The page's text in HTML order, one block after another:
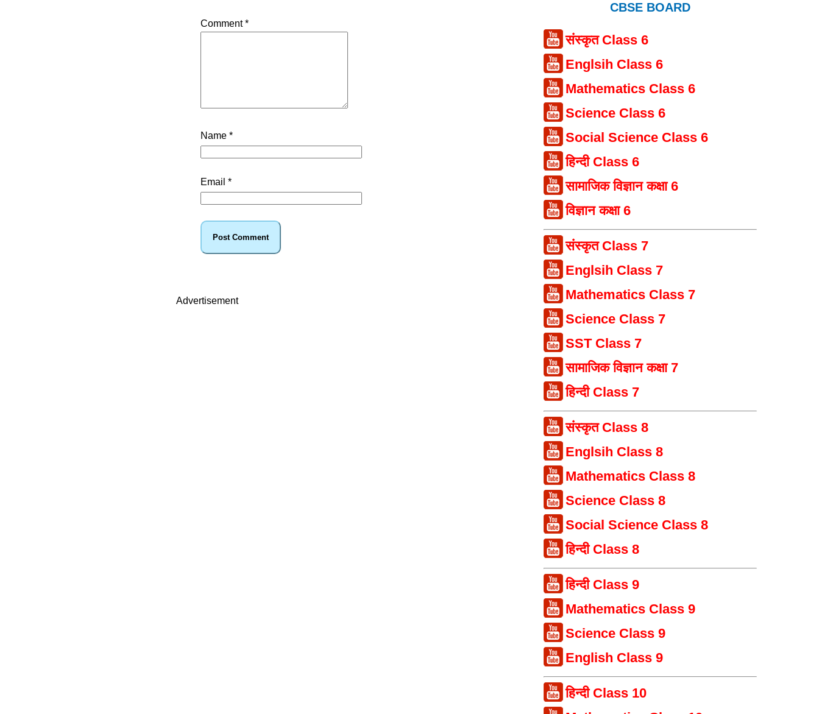
Comment*
Name *
Email *
Advertisement
CBSE BOARD
संस्कृत Class 6
Englsih Class 6
Mathematics Class 6
Science Class 6
Social Science Class 6
हिन्दी Class 6
सामाजिक विज्ञान कक्षा 6
विज्ञान कक्षा 6
संस्कृत Class 7
Englsih Class 7
Mathematics Class 7
Science Class 7
SST Class 7
सामाजिक विज्ञान कक्षा 7
हिन्दी Class 7
संस्कृत Class 8
Englsih Class 8
Mathematics Class 8
Science Class 8
Social Science Class 8
हिन्दी Class 8
हिन्दी Class 9
Mathematics Class 9
Science Class 9
English Class 9
हिन्दी Class 10